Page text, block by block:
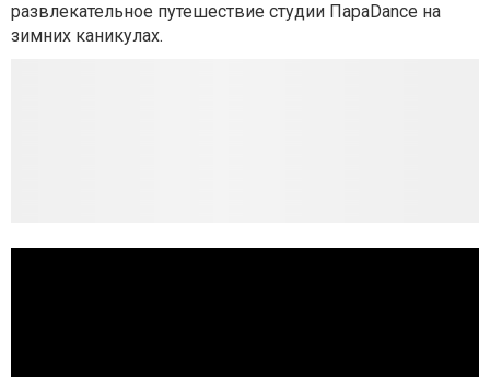
развлекательное путешествие студии ПараDance на
зимних каникулах.